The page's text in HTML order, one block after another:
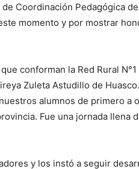
Coordinación Pedagógica
momento y por mostrar
conforman la Red Rural
Zuleta Astudillo de
alumnos de primero a
Fue una jornada llena
y los instó a seguir